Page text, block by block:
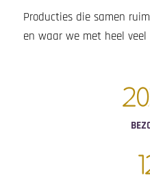
Producties die samen
en waar we met heel
20